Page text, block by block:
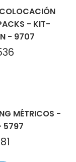
- KIT-
- 9707
MÉTRICOS -
5797